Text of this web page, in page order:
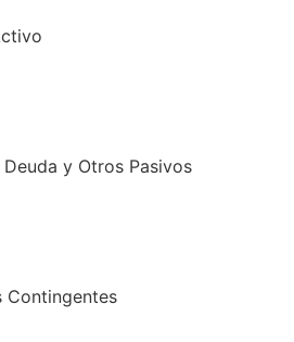
y Otros Pasivos
Contingentes